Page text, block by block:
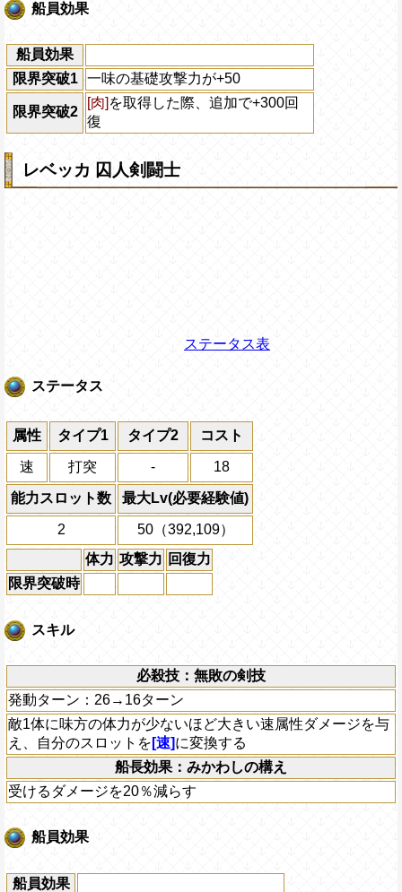
船員効果
船員効果
限界突破1
一味の基礎攻撃力が+50
限界突破2
[肉] を取得した際、追加で+300回
復
レベッカ 囚人剣闘士
ステータス表
ステータス
属性 タイプ1 タイプ2 コスト
速 打突 - 18
能力スロット数 最大Lv(必要経験値)
2
50（392,109）
体力 攻撃力 回復力
限界突破時
スキル
必殺技：無敗の剣技
発動ターン：26→16ターン
敵1体に味方の体力が少ないほど大きい速属性ダメージを与
え、自分のスロットを [速]に変換する
船長効果：みかわしの構え
受けるダメージを20％減らす
船員効果
船員効果